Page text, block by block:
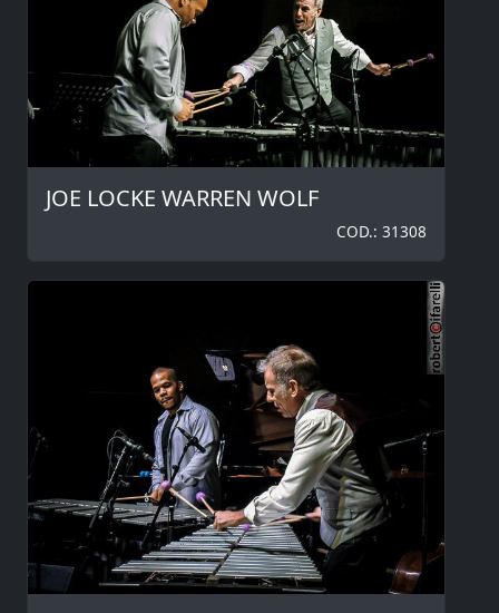
JOE LOCKE WARREN WOLF
COD.: 31308